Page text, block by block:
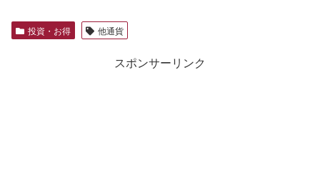
投資・お得 他通貨
スポンサーリンク